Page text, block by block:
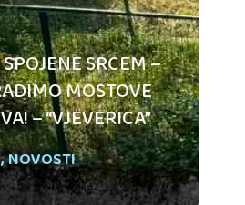
SRCEM –
MOSTOVE
– “VJEVERICA”
,NOVOSTI